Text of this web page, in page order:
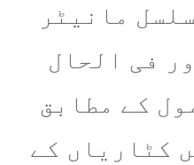
مانیٹر
فی الحال
کے مطابق
کٹاریاں کے